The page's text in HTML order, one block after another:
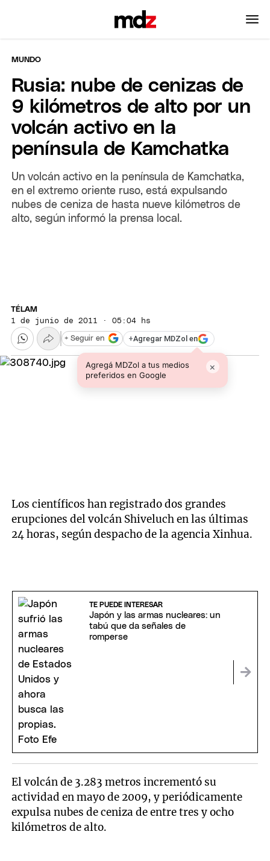
MUNDO
Rusia: nube de cenizas de
9 kilómetros de alto por un
volcán activo en la
península de Kamchatka
Un volcán activo en la península de Kamchatka,
en el extremo oriente ruso, está expulsando
nubes de ceniza de hasta nueve kilómetros de
alto, según informó la prensa local.
TÉLAM
1 de junio de 2011 · 05:04 hs
+Agregar MDZol en
Agregá MDZol a tus medios
preferidos en Google
×
+ Seguir en
Los científicos han registrado dos grandes
erupciones del volcán Shiveluch en las últimas
24 horas, según despacho de la agencia Xinhua.
TE PUEDE INTERESAR
Japón y las armas nucleares: un
tabú que da señales de
romperse
El volcán de 3.283 metros incrementó su
actividad en mayo de 2009, y periódicamente
expulsa nubes de ceniza de entre tres y ocho
kilómetros de alto.